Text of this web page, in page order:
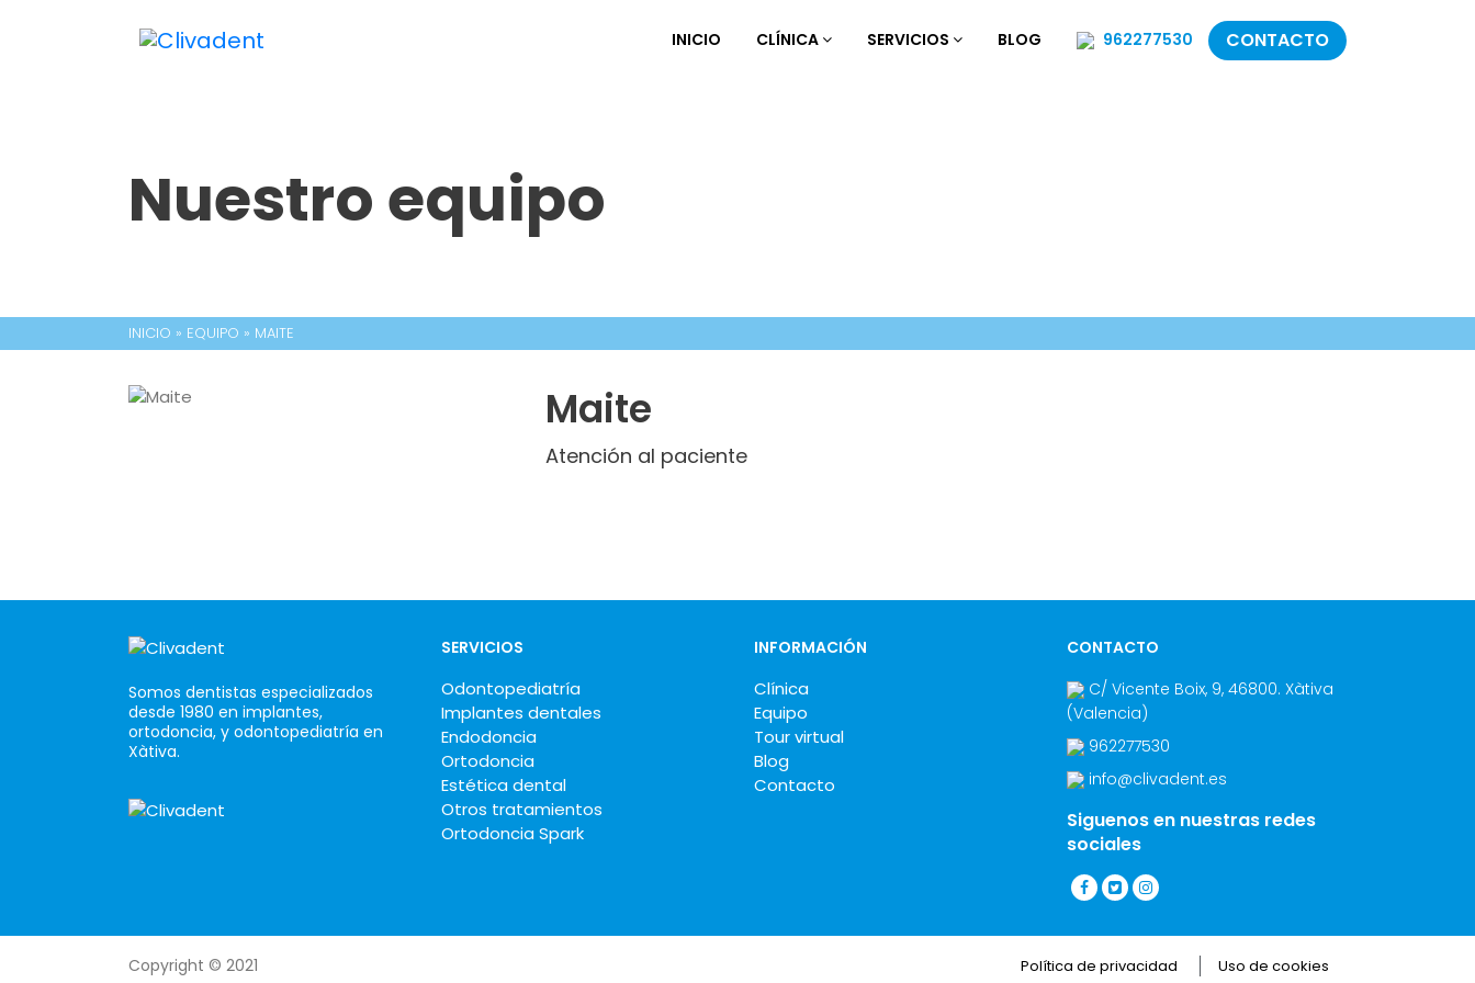
INICIO CLÍNICA SERVICIOS BLOG 962277530 CONTACTO
Nuestro equipo
INICIO » EQUIPO » MAITE
Maite
Atención al paciente
Somos dentistas especializados
desde 1980 en implantes,
ortodoncia, y odontopediatría en
Xàtiva.
SERVICIOS
Odontopediatría
Implantes dentales
Endodoncia
Ortodoncia
Estética dental
Otros tratamientos
Ortodoncia Spark
INFORMACIÓN
Clínica
Equipo
Tour virtual
Blog
Contacto
CONTACTO
C/ Vicente Boix, 9, 46800. Xàtiva
(Valencia)
962277530
info@clivadent.es
Siguenos en nuestras redes
sociales
Copyright © 2021 Política de privacidad Uso de cookies